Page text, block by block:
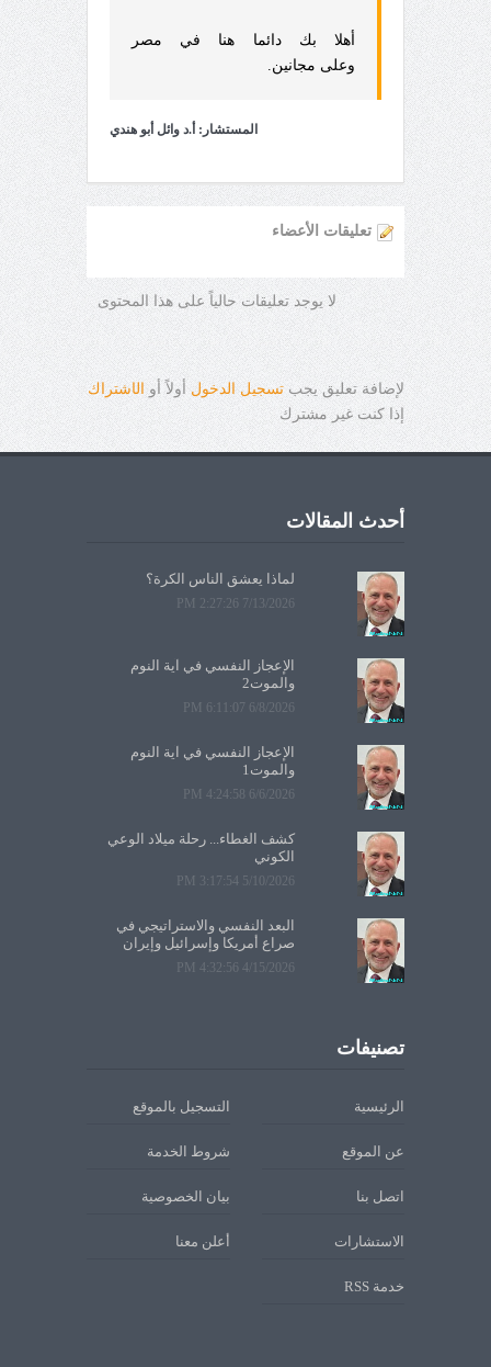
أهلا بك دائما هنا في مصر
وعلى مجانين.
المستشار: أ.د وائل أبو هندي
تعليقات الأعضاء
لا يوجد تعليقات حالياً على هذا المحتوى
لإضافة تعليق يجب تسجيل الدخول أولاً أو الاشتراك
إذا كنت غير مشترك
أحدث المقالات
لماذا يعشق الناس الكرة؟
7/13/2026 2:27:26 PM
الإعجاز النفسي في آية النوم
والموت2
6/8/2026 6:11:07 PM
الإعجاز النفسي في آية النوم
والموت1
6/6/2026 4:24:58 PM
كشف الغطاء... رحلة ميلاد الوعي
الكوني
5/10/2026 3:17:54 PM
البعد النفسي والاستراتيجي في
صراع أمريكا وإسرائيل وإيران
4/15/2026 4:32:56 PM
تصنيفات
الرئيسية التسجيل بالموقع
عن الموقع شروط الخدمة
اتصل بنا بيان الخصوصية
الاستشارات أعلن معنا
خدمة RSS